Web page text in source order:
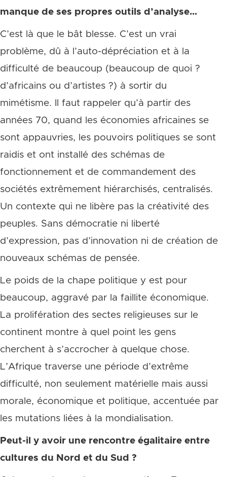
manque de ses propres outils d’analyse…
C’est là que le bât blesse. C’est un vrai
problème, dû à l’auto-dépréciation et à la
difficulté de beaucoup (beaucoup de quoi ?
d’africains ou d’artistes ?) à sortir du
mimétisme. Il faut rappeler qu’à partir des
années 70, quand les économies africaines se
sont appauvries, les pouvoirs politiques se sont
raidis et ont installé des schémas de
fonctionnement et de commandement des
sociétés extrêmement hiérarchisés, centralisés.
Un contexte qui ne libère pas la créativité des
peuples. Sans démocratie ni liberté
d’expression, pas d’innovation ni de création de
nouveaux schémas de pensée.
Le poids de la chape politique y est pour
beaucoup, aggravé par la faillite économique.
La prolifération des sectes religieuses sur le
continent montre à quel point les gens
cherchent à s’accrocher à quelque chose.
L’Afrique traverse une période d’extrême
difficulté, non seulement matérielle mais aussi
morale, économique et politique, accentuée par
les mutations liées à la mondialisation.
Peut-il y avoir une rencontre égalitaire entre
cultures du Nord et du Sud ?